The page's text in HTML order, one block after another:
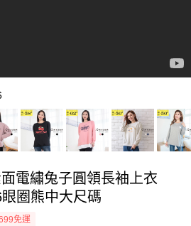
電繡兔子圓領長袖上衣
圈熊中大尺碼
免運